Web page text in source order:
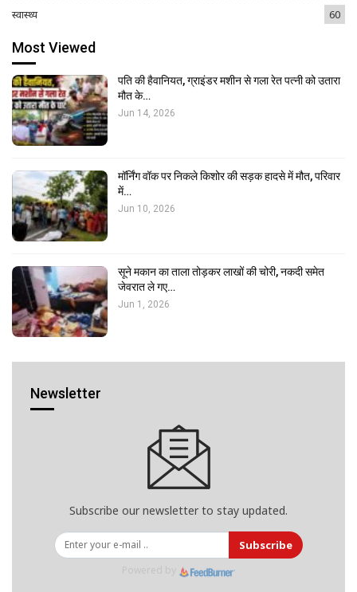
स्वास्थ्य 60
Most Viewed
पति की हैवानियत, ग्राइंडर मशीन से गला रेत पत्नी को उतारा
मौत के…
Jun 14, 2026
मॉर्निंग वॉक पर निकले किशोर की सड़क हादसे में मौत, परिवार
में…
Jun 10, 2026
सूने मकान का ताला तोड़कर लाखों की चोरी, नकदी समेत
जेवरात ले गए…
Jun 1, 2026
Newsletter
Subscribe our newsletter to stay updated.
Subscribe